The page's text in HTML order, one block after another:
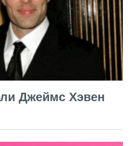
Джеймс Хэвен